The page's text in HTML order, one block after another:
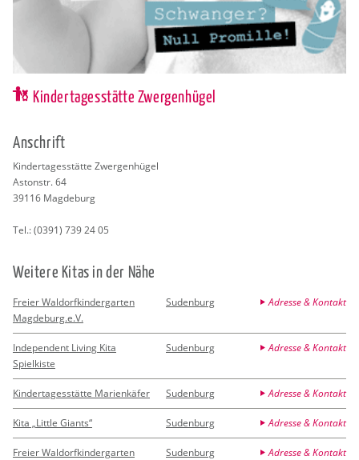
Kindertagesstätte Zwergenhügel
An­schrift
Kin­der­ta­ges­stät­te Zwer­gen­hü­gel
As­ton­str. 64
39116 Mag­de­burg
Tel.:(0391) 739 24 05
Wei­te­re Kitas in der Nähe
Freier Waldorfkindergarten
Magdeburg.e.V.
Sudenburg Adresse & Kontakt
Independent Living Kita
Spielkiste
Sudenburg Adresse & Kontakt
Kindertagesstätte Marienkäfer Sudenburg Adresse & Kontakt
Kita „Little Giants“ Sudenburg Adresse & Kontakt
Freier Waldorfkindergarten
Sudenburg Adresse & Kontakt